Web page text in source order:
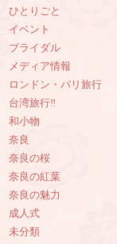
ひとりごと
イベント
ブライダル
メディア情報
ロンドン・パリ旅行
台湾旅行‼︎
和小物
奈良
奈良の桜
奈良の紅葉
奈良の魅力
成人式
未分類